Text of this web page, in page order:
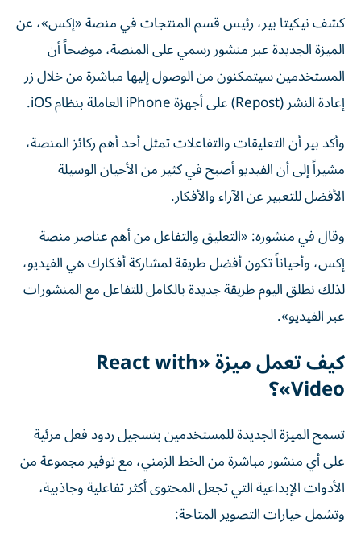
كشف نيكيتا بير، رئيس قسم المنتجات في منصة «إكس»، عن
الميزة الجديدة عبر منشور رسمي على المنصة، موضحاً أن
المستخدمين سيتمكنون من الوصول إليها مباشرة من خلال زر
إعادة النشر (Repost) على أجهزة iPhone العاملة بنظام iOS.
وأكد بير أن التعليقات والتفاعلات تمثل أحد أهم ركائز المنصة،
مشيراً إلى أن الفيديو أصبح في كثير من الأحيان الوسيلة
الأفضل للتعبير عن الآراء والأفكار.
وقال في منشوره: «التعليق والتفاعل من أهم عناصر منصة
إكس، وأحياناً تكون أفضل طريقة لمشاركة أفكارك هي الفيديو،
لذلك نطلق اليوم طريقة جديدة بالكامل للتفاعل مع المنشورات
عبر الفيديو».
كيف تعمل ميزة «React with
Video»؟
تسمح الميزة الجديدة للمستخدمين بتسجيل ردود فعل مرئية
على أي منشور مباشرة من الخط الزمني، مع توفير مجموعة من
الأدوات الإبداعية التي تجعل المحتوى أكثر تفاعلية وجاذبية،
وتشمل خيارات التصوير المتاحة: